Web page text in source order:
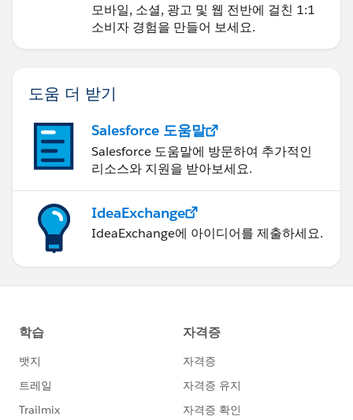
모바일, 소셜, 광고 및 웹 전반에 걸친 1:1
소비자 경험을 만들어 보세요.
도움 더 받기
Salesforce 도움말
Salesforce 도움말에 방문하여 추가적인
리소스와 지원을 받아보세요.
IdeaExchange
IdeaExchange에 아이디어를 제출하세요.